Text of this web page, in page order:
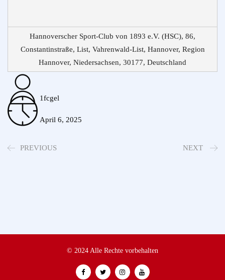
Hannoverscher Sport-Club von 1893 e.V. (HSC), 86,
Constantinstraße, List, Vahrenwald-List, Hannover, Region
Hannover, Niedersachsen, 30177, Deutschland
1fcgel
April 6, 2025
PREVIOUS NEXT
© 2024 Alle Rechte vorbehalten